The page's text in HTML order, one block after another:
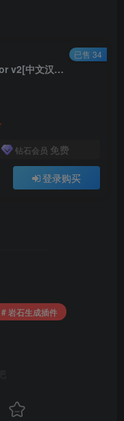
3DMAX岩石生成插件 Rock Generator v2[中文汉化版]
钻石会员 免费
登录购买
已售 34
# 岩石生成插件